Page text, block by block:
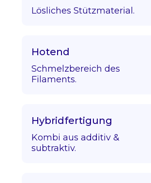
Lösliches Stützmaterial.
Hotend
Schmelzbereich des
Filaments.
Hybridfertigung
Kombi aus additiv &
subtraktiv.